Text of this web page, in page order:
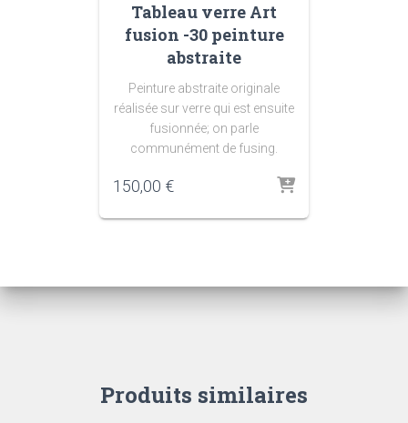
Tableau verre Art
fusion -30 peinture
abstraite
Peinture abstraite originale
réalisée sur verre qui est ensuite
fusionnée; on parle
communément de fusing.
150,00 €
Produits similaires